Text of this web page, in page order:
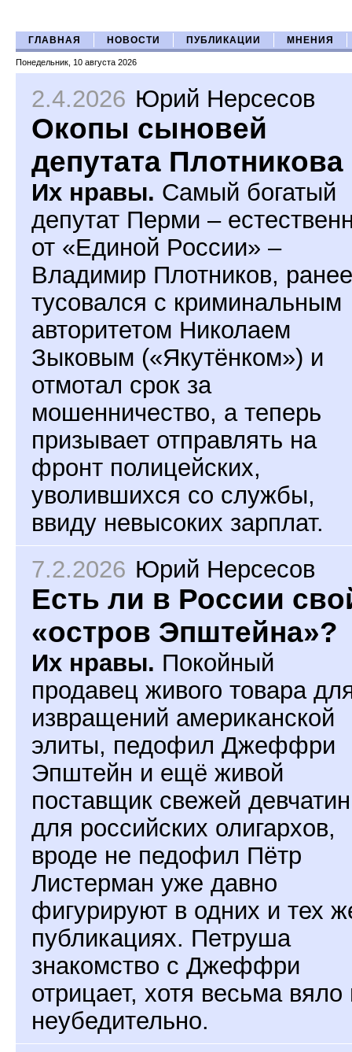
ГЛАВНАЯ НОВОСТИ ПУБЛИКАЦИИ МНЕНИЯ
Понедельник, 10 августа 2026
2.4.2026 Юрий Нерсесов
Окопы сыновей
депутата Плотникова
Их нравы. Самый богатый
депутат Перми –
от «Единой России» –
Владимир Плотников, ранее
тусовался с криминальным
авторитетом Николаем
Зыковым («Якутёнком») и
отмотал срок за
мошенничество, а теперь
призывает отправлять на
фронт полицейских,
уволившихся со службы,
ввиду невысоких зарплат.
7.2.2026 Юрий Нерсесов
Есть ли в России
«остров Эпштейна»?
Их нравы. Покойный
продавец живого товара
извращений американской
элиты, педофил Джеффри
Эпштейн и ещё живой
поставщик свежей
для российских олигархов,
вроде не педофил Пётр
Листерман уже давно
фигурируют в одних и тех
публикациях. Петруша
знакомство с Джеффри
отрицает, хотя весьма вяло
неубедительно.